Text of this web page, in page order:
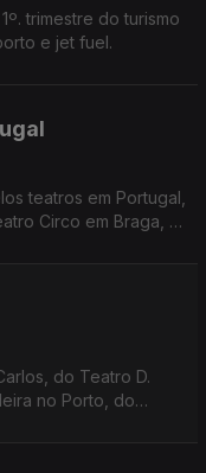
trimestre do turismo
e jet fuel.
teatros em Portugal,
Circo em Braga, o
do Teatro D.
no Porto, do